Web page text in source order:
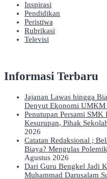
Inspirasi
Pendidikan
Peristiwa
Rubrikasi
Televisi
Informasi Terbaru
Jajanan Lawas hingga
Denyut Ekonomi
Penutupan Persami
Kesurupan, Pihak
2026
Catatan Redaksional ;
Biaya? Mengulas
Agustus 2026
Dari Guru Bengkel Jadi
Muhammad Darusalam